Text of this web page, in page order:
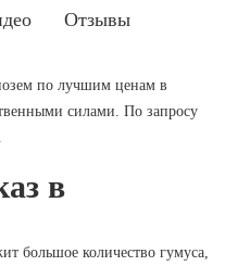
Отзывы
по лучшим ценам в
силами. По запросу
в
большое количество гумуса,